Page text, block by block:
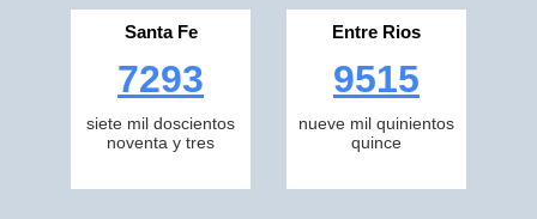
Santa Fe
7293
siete mil doscientos
noventa y tres
Entre Rios
9515
nueve mil quinientos
quince